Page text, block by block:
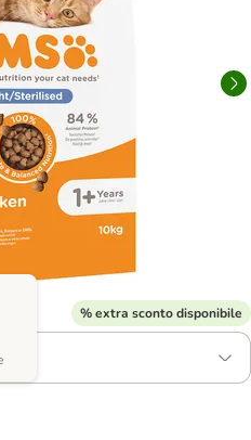
% extra sconto disponibile